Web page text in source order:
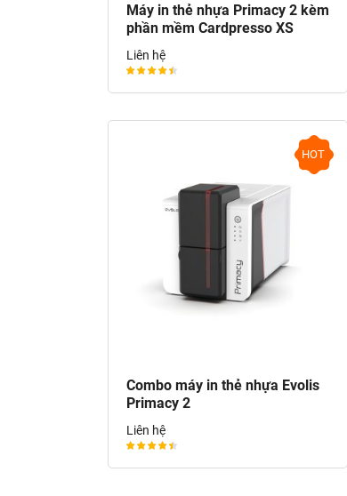
Máy in thẻ nhựa Primacy 2 kèm
phần mềm Cardpresso XS
Liên hệ
HOT
Combo máy in thẻ nhựa Evolis
Primacy 2
Liên hệ